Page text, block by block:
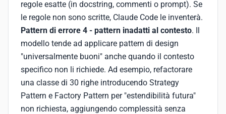
regole esatte (in docstring, commenti o prompt). Se
le regole non sono scritte, Claude Code le inventerà.
Pattern di errore 4 - pattern inadatti al contesto. Il
modello tende ad applicare pattern di design
"universalmente buoni" anche quando il contesto
specifico non li richiede. Ad esempio, refactorare
una classe di 30 righe introducendo Strategy
Pattern e Factory Pattern per "estendibilità futura"
non richiesta, aggiungendo complessità senza